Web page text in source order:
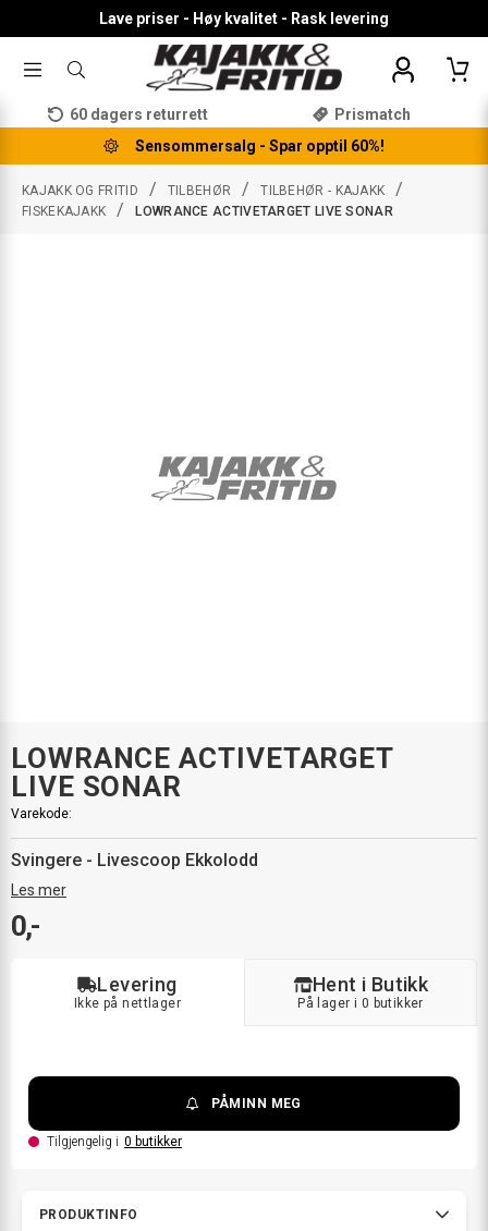
Lave priser - Høy kvalitet - Rask levering
TOGGLESØK
KATEGORI,
MERKE
60 dagers returrett
Prismatch
Sensommersalg - Spar opptil 60%!
KAJAKK OG FRITID / TILBEHØR / TILBEHØR - KAJAKK /
FISKEKAJAKK / LOWRANCE ACTIVETARGET LIVE SONAR
LOWRANCE ACTIVETARGET
LIVE SONAR
Varekode:
Svingere - Livescoop Ekkolodd
Les mer
0,-
Levering
Ikke på nettlager
PÅMINN MEG
Tilgjengelig i 0 butikker
Hent i Butikk
På lager i 0 butikker
PRODUKTINFO